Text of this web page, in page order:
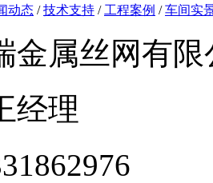
动态 /技术支持 / 工程案例 /车间实
金属丝网有限
经理